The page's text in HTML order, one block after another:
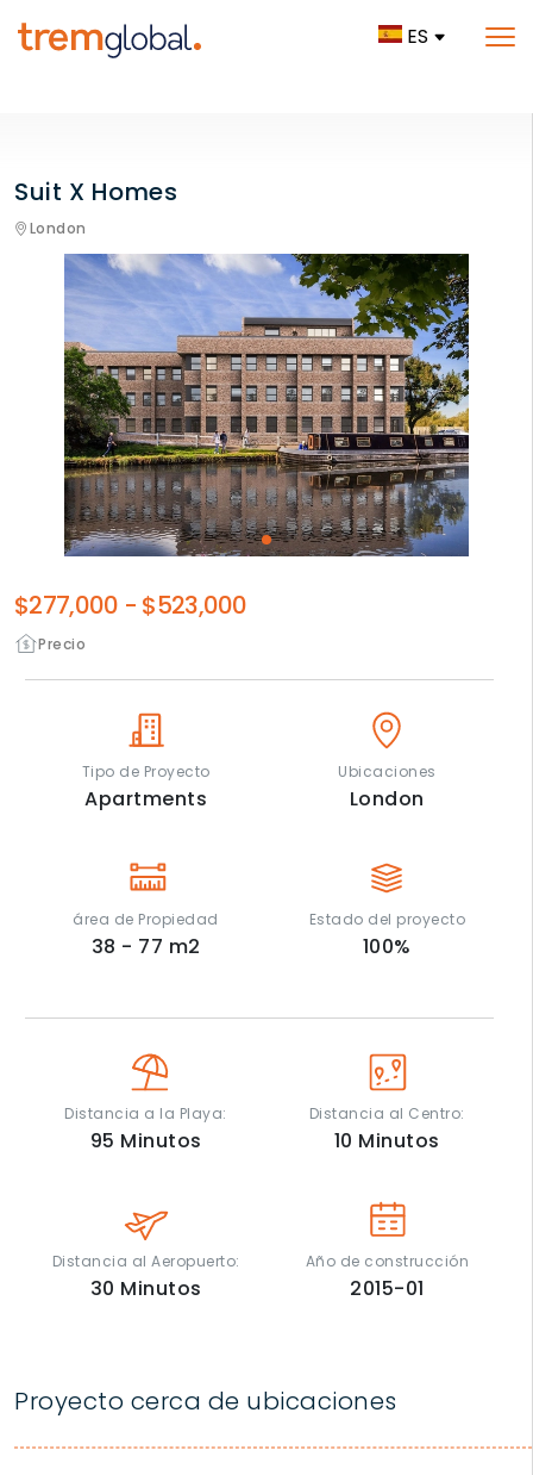
ES
Suit X Homes
London
Precio
$277,000 - $523,000
Tipo de Proyecto
Apartments
Ubicaciones
London
área de Propiedad
38 - 77 m2
Estado del proyecto
100%
Distancia a la Playa:
95 Minutos
Distancia al Centro:
10 Minutos
Distancia al Aeropuerto:
30 Minutos
Año de construcción
2015-01
Proyecto cerca de ubicaciones